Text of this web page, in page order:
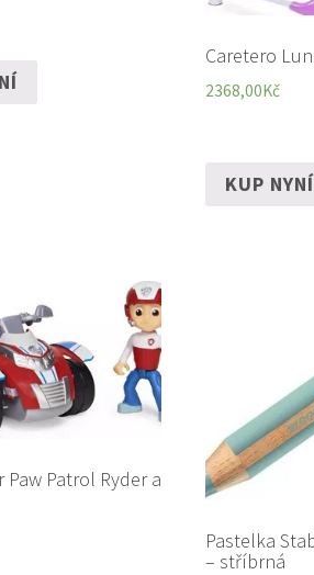
Caretero
2368,00Kč
KUP NYNÍ
Paw Patrol Ryder a
Pastelka
– stříbrná